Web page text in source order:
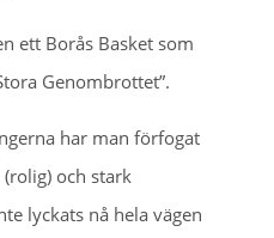
ett Borås Basket som
Genombrottet”.
har man förfogat
och stark
lyckats nå hela vägen